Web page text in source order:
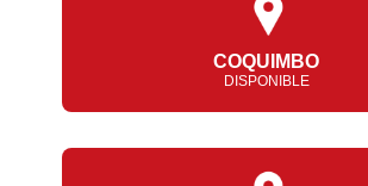
COQUIMBO
DISPONIBLE